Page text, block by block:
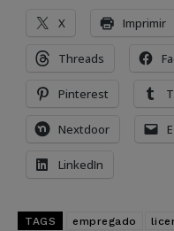
X Imprimir
Threads
Pinterest
Nextdoor
LinkedIn
TAGS empregado